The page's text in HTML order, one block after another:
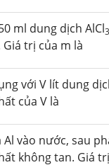
ml dung dịch AlCl3
trị của m là
với V lít dung
của V là
vào nước, sau
không tan. Giá